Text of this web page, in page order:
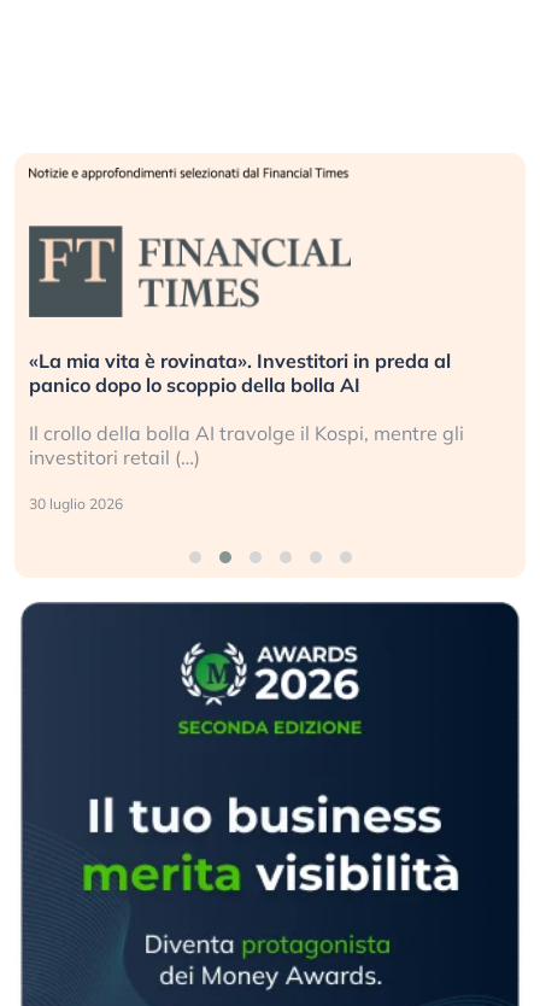
«La mia vita è rovinata». Investitori in preda al
panico dopo lo scoppio della bolla AI
Il crollo della bolla AI travolge il Kospi, mentre gli
investitori retail (…)
30 luglio 2026